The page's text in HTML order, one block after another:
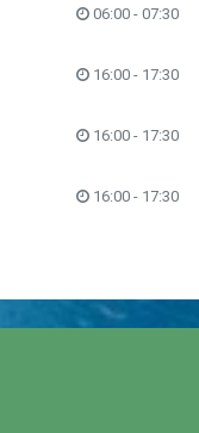
06:00 - 07:30
16:00 - 17:30
16:00 - 17:30
16:00 - 17:30